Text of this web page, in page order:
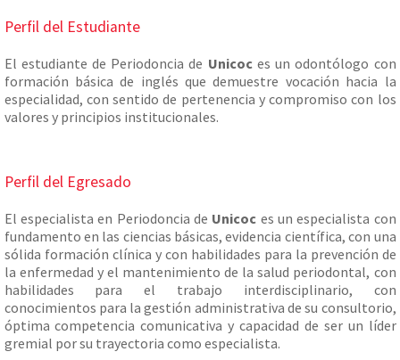
Perfil del Estudiante
El estudiante de Periodoncia de Unicoces un odontólogo con
formación básica de inglés que demuestre vocación hacia la
especialidad, con sentido de pertenencia y compromiso con los
valores y principios institucionales.
Perfil del Egresado
El especialista en Periodoncia de Unicoc es un especialista con
fundamento en las ciencias básicas, evidencia científica, con una
sólida formación clínica y con habilidades para la prevención de
la enfermedad y el mantenimiento de la salud periodontal, con
habilidades para el trabajo interdisciplinario, con
conocimientos para la gestión administrativa de su consultorio,
óptima competencia comunicativa y capacidad de ser un líder
gremial por su trayectoria como especialista.